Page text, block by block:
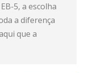
5, a escolha
a diferença
que a